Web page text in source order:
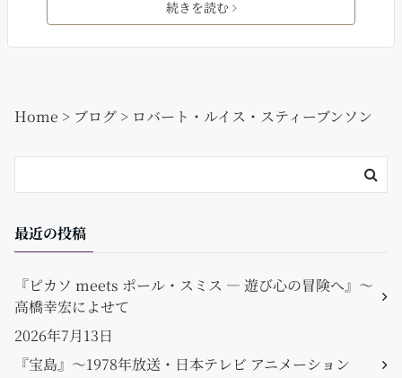
c
e
o
o
k
e ai
l
続きを読む
Home > ブログ > ロバート・ルイス・スティーブンソン
最近の投稿
『ピカソ meets ポール・スミス ― 遊び心の冒険へ』〜
高橋幸宏によせて
2026年7月13日
『宝島』〜1978年放送・日本テレビ アニメーション